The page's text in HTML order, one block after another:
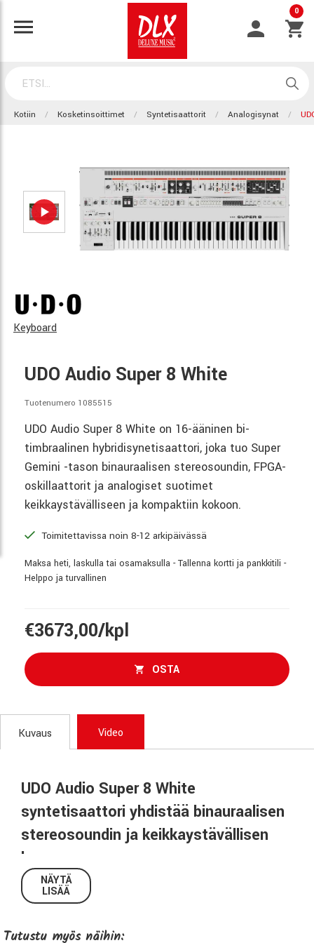
0
Kotiin Kosketinsoittimet Syntetisaattorit Analogisynat
Keyboard
UDO Audio Super 8 White
Tuotenumero 1085515
UDO Audio Super 8 White on 16-ääninen bi-
timbraalinen hybridi­synetisaattori, joka tuo Super
Gemini -tason binauraalisen stereosoundin, FPGA-
oskillaattorit ja analogiset suotimet
keikkaystävälliseen ja kompaktiin kokoon.
Toimitettavissa noin 8-12 arkipäivässä
Maksa heti, laskulla tai osamaksulla - Tallenna kortti ja pankkitili -
Helppo ja turvallinen
€3673,00/kpl
OSTA
Kuvaus Video
UDO Audio Super 8 White
syntetisaattori yhdistää binauraalisen
stereosoundin ja keikkaystävällisen
koon
UDO Audio Super 8 White on 16-ääninen polyfoninen
syntetisaattori, joka tuo Super Gemini -mallin
liikuteltavaan muotoon. Tämä bi-timbraalinen hybridi­syna
NÄYTÄ
LISÄÄ
Tutustu myös näihin: